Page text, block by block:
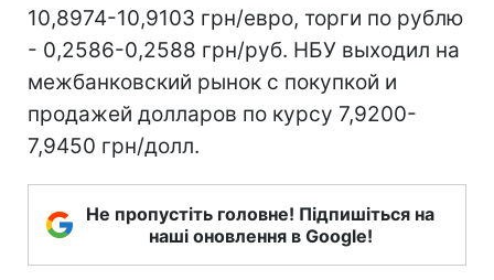
10,8974-10,9103 грн/евро, торги по рублю
- 0,2586-0,2588 грн/руб. НБУ выходил на
межбанковский рынок с покупкой и
продажей долларов по курсу 7,9200-
7,9450 грн/долл.
Не пропустіть головне! Підпишіться на
наші оновлення в Google!